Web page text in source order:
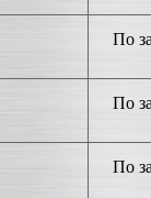
По
По
По